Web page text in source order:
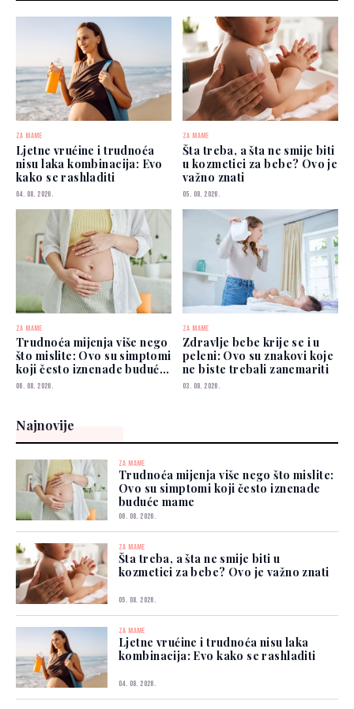
ZA MAME
Ljetne vrućine i trudnoća
nisu laka kombinacija: Evo
kako se rashladiti
04. 08. 2026.
ZA MAME
Šta treba, a šta ne smije biti
u kozmetici za bebe? Ovo je
važno znati
05. 08. 2026.
ZA MAME
Trudnoća mijenja više nego
što mislite: Ovo su simptomi
koji često iznenade buduće
mame
06. 08. 2026.
ZA MAME
Zdravlje bebe krije se i u
peleni: Ovo su znakovi koje
ne biste trebali zanemariti
03. 08. 2026.
Najnovije
ZA MAME
Trudnoća mijenja više nego što mislite:
Ovo su simptomi koji često iznenade
buduće mame
06. 08. 2026.
ZA MAME
Šta treba, a šta ne smije biti u
kozmetici za bebe? Ovo je važno znati
05. 08. 2026.
ZA MAME
Ljetne vrućine i trudnoća nisu laka
kombinacija: Evo kako se rashladiti
04. 08. 2026.